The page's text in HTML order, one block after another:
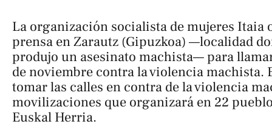
La organización socialista de mujeres Itaia
prensa en Zarautz (Gipuzkoa) —localidad
produjo un asesinato machista— para
de noviembre contra la violencia machista.
tomar las calles en contra de la violencia
movilizaciones que organizará en 22
Euskal Herria.